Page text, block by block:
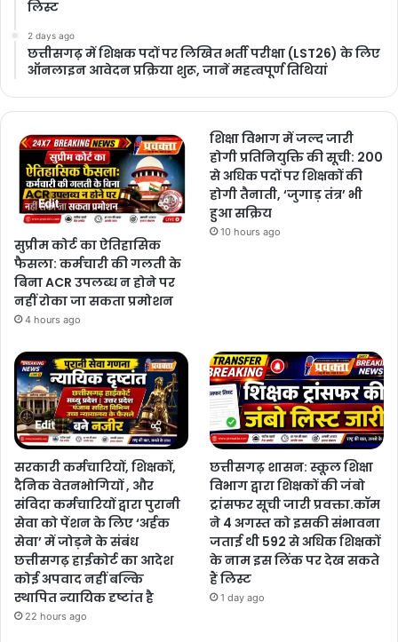
लिस्ट
2 days ago
छत्तीसगढ़ में शिक्षक पदों पर लिखित भर्ती परीक्षा (LST26) के लिए
ऑनलाइन आवेदन प्रक्रिया शुरू, जानें महत्वपूर्ण तिथियां
सुप्रीम कोर्ट का ऐतिहासिक
फैसला: कर्मचारी की गलती के
बिना ACR उपलब्ध न होने पर
नहीं रोका जा सकता प्रमोशन
4 hours ago
शिक्षा विभाग में जल्द जारी
होगी प्रतिनियुक्ति की सूची: 200
से अधिक पदों पर शिक्षकों की
होगी तैनाती, ‘जुगाड़ तंत्र’ भी
हुआ सक्रिय
10 hours ago
सरकारी कर्मचारियों, शिक्षकों,
दैनिक वेतनभोगियों , और
संविदा कर्मचारियों द्वारा पुरानी
सेवा को पेंशन के लिए ‘अर्हक
सेवा’ में जोड़ने के संबंध
छत्तीसगढ़ हाईकोर्ट का आदेश
कोई अपवाद नहीं बल्कि
स्थापित न्यायिक दृष्टांत है
22 hours ago
छत्तीसगढ़ शासन: स्कूल शिक्षा
विभाग द्वारा शिक्षकों की जंबो
ट्रांसफर सूची जारी प्रवक्ता.कॉम
ने 4 अगस्त को इसकी संभावना
जताई थी 592 से अधिक शिक्षकों
के नाम इस लिंक पर देख सकते
हैं लिस्ट
1 day ago